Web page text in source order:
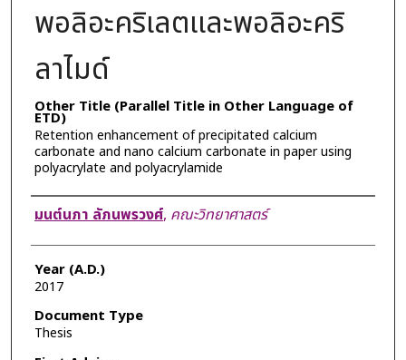
พอลิอะคริเลตและพอลิอะคริ
ลาไมด์
Other Title (Parallel Title in Other Language of
ETD)
Retention enhancement of precipitated calcium
carbonate and nano calcium carbonate in paper using
polyacrylate and polyacrylamide
Author
มนต์นภา ลัภนพรวงศ์, คณะวิทยาศาสตร์
Year (A.D.)
2017
Document Type
Thesis